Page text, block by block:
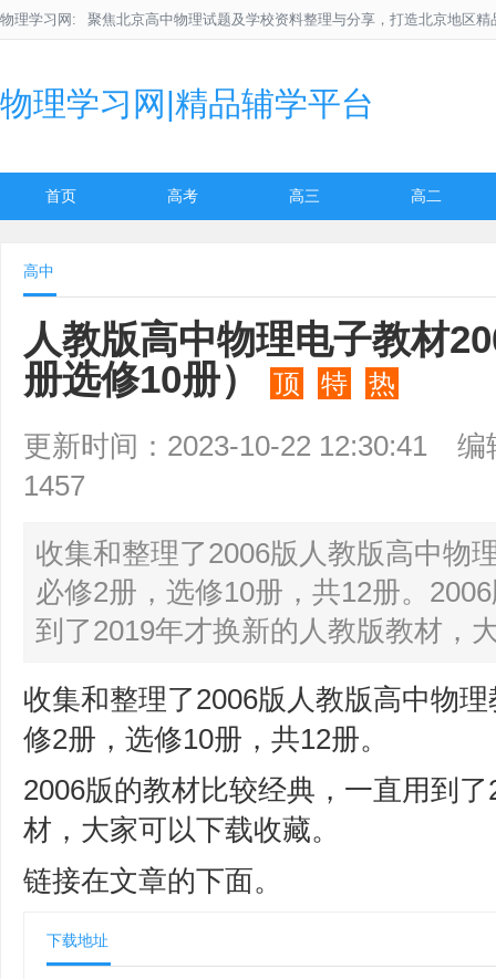
物理学习网: 聚焦北京高中物理试题及学校资料整理与分享，打造北京地区
物理学习网|精品辅学平台
首页 高考 高三 高二
高中
人教版高中物理电子教材
册选修10册）
顶 特 热
更新时间：2023-10-22 12:30:41
编
1457
收集和整理了2006版人教版高中物
必修2册，选修10册，共12册。
到了2019年才换新的人教版教材，
收集和整理了2006版人教版高中物
修2册，选修10册，共12册。
2006版的教材比较经典，一直用到
材，大家可以下载收藏。
链接在文章的下面。
下载地址